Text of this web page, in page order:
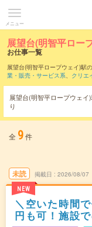
メニュー
展望台(明智平ロー
お仕事一覧
展望台(明智平ロープウェイ)駅
業・販売・サービス系、 クリエ
展望台(明智平ロープウェ
り
全 9件
未読
NEW
掲載日 2026/08/07
＼空いた時間
円も可！施設